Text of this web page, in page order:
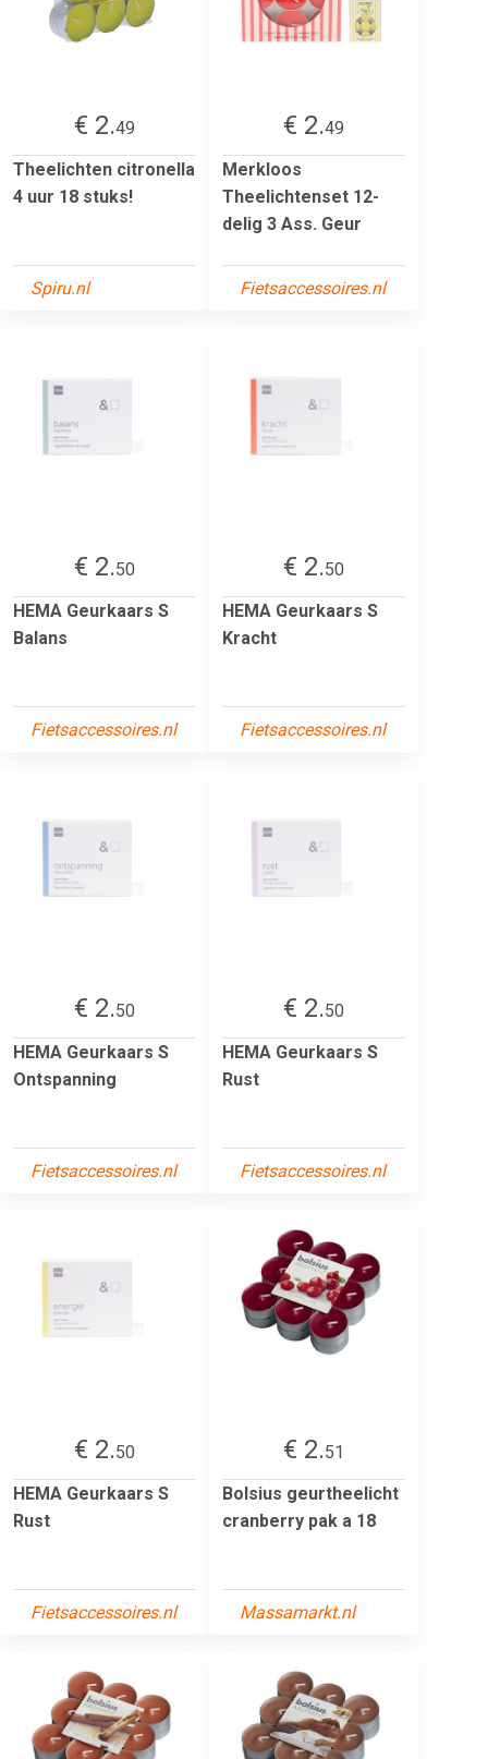
€ 2.49
Theelichten citronella
4 uur 18 stuks!
Spiru.nl
€ 2.49
Merkloos
Theelichtenset 12-
delig 3 Ass. Geur
Fietsaccessoires.nl
€ 2.50
HEMA Geurkaars S
Balans
Fietsaccessoires.nl
€ 2.50
HEMA Geurkaars S
Kracht
Fietsaccessoires.nl
€ 2.50
HEMA Geurkaars S
Ontspanning
Fietsaccessoires.nl
€ 2.50
HEMA Geurkaars S
Rust
Fietsaccessoires.nl
€ 2.50
HEMA Geurkaars S
Rust
Fietsaccessoires.nl
€ 2.51
Bolsius geurtheelicht
cranberry pak a 18
Massamarkt.nl